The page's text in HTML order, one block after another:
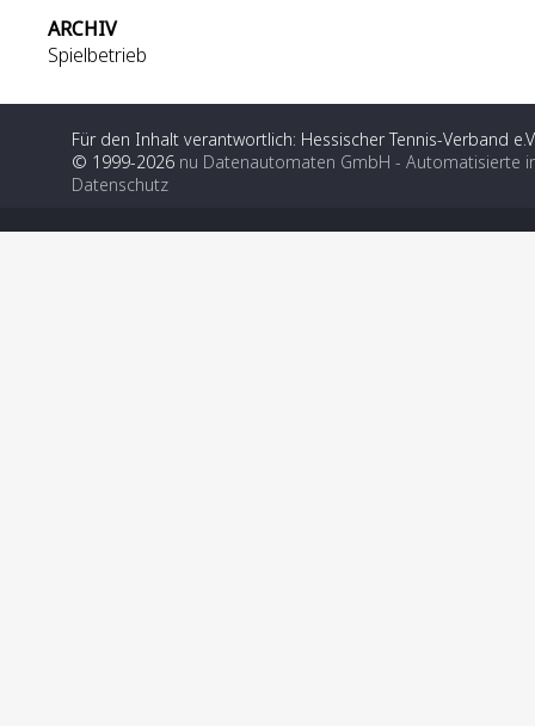
ARCHIV
Spielbetrieb
Für den Inhalt verantwortlich: Hessischer Tennis-Verband
© 1999-2026 nu Datenautomaten GmbH - Automatisierte
Datenschutz